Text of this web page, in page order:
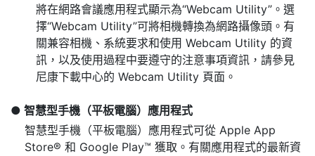
將在網路會議應用程式顯示為“Webcam Utility”。選
擇“Webcam Utility”可將相機轉換為網路攝像頭。有
關兼容相機、系統要求和使用 Webcam Utility 的資
訊，以及使用過程中要遵守的注意事項資訊，請參見
尼康下載中心的 Webcam Utility 頁面。
智慧型手機（平板電腦）應用程式
智慧型手機（平板電腦）應用程式可從 Apple App
Store® 和 Google Play™ 獲取。有關應用程式的最新資